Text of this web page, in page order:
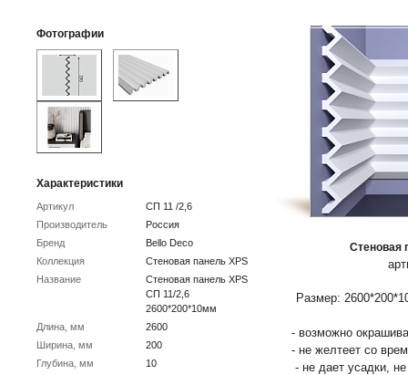
Фотографии
Характеристики
Артикул
СП 11 /2,6
Производитель
Россия
Бренд
Bello Deco
Коллекция
Стеновая панель XPS
Название
Стеновая панель XPS
СП 11/2,6
2600*200*10мм
Длина, мм
2600
Ширина, мм
200
Глубина, мм
10
Стеновая
Размер:
- возможно
- не желтеет со
- не дает усадки,